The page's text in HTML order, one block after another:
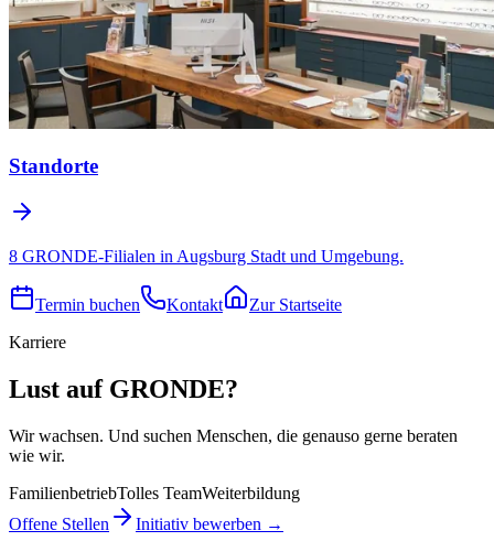
Standorte
8 GRONDE-Filialen in Augsburg Stadt und Umgebung.
Termin buchen Kontakt
Zur Startseite
Karriere
Lust auf GRONDE?
Wir wachsen. Und suchen Menschen, die genauso gerne beraten
wie wir.
FamilienbetriebTolles TeamWeiterbildung
Offene Stellen
Initiativ bewerben →